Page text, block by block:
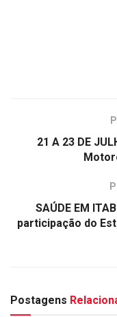
21 A 23 DE
SAÚDE EM
participação do
Postagens